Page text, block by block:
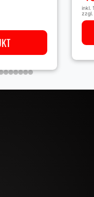
inkl.
zzgl.